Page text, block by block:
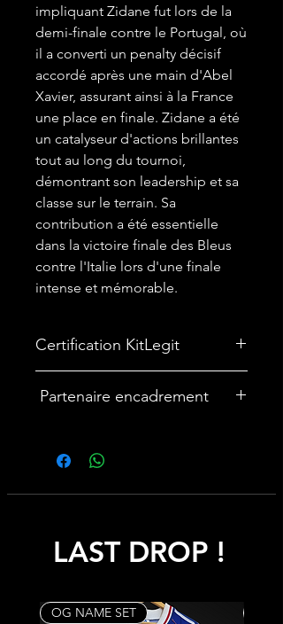
impliquant Zidane fut lors de la
demi-finale contre le Portugal, où
il a converti un penalty décisif
accordé après une main d'Abel
Xavier, assurant ainsi à la France
une place en finale. Zidane a été
un catalyseur d'actions brillantes
tout au long du tournoi,
démontrant son leadership et sa
classe sur le terrain. Sa
contribution a été essentielle
dans la victoire finale des Bleus
contre l'Italie lors d'une finale
intense et mémorable.
Certification KitLegit
Partenaire encadrement
🎨Vous souhaitez encadrer votre
maillot ? Nous avons un partenariat
My Goat propose des cadres pour
maillot de foot personnalisables avec
rapidement et facilement pour un
rendu haut de gamme.
LAST DROP !
OG NAME SET